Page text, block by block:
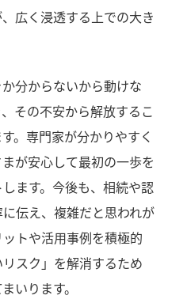
広く浸透する上での大き
分からないから動けな
その不安から解放するこ
。専門家が分かりやすく
が安心して最初の一歩を
ます。今後も、相続や認
伝え、複雑だと思われが
トや活用事例を積極的
スク」を解消するため
いります。